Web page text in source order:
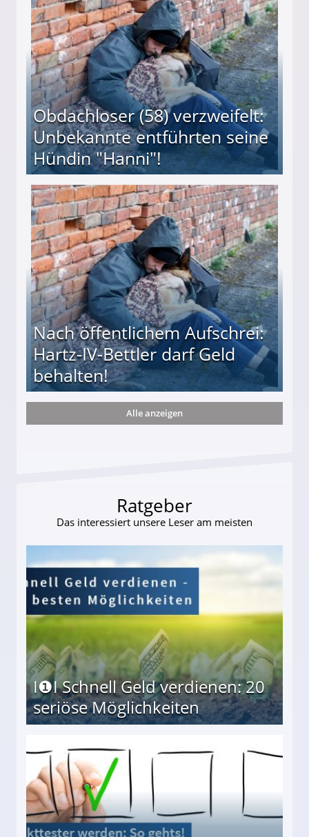
Obdachloser (58) verzweifelt:
Unbekannte entführten seine
Hündin "Hanni"!
entführten seine Hündin "Hanni"!
Nach öffentlichem Aufschrei:
Hartz-IV-Bettler darf Geld
behalten!
darf Geld behalten!
Alle anzeigen
Ratgeber
Das interessiert unsere Leser am meisten
I❶I Schnell Geld verdienen: 20
seriöse Möglichkeiten